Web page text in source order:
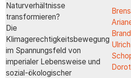
Naturverhältnisse
transformieren?
Die
Klimagerechtigkeitsbewegung
im Spannungsfeld von
imperialer Lebensweise und
sozial-ökologischer
Ulrich